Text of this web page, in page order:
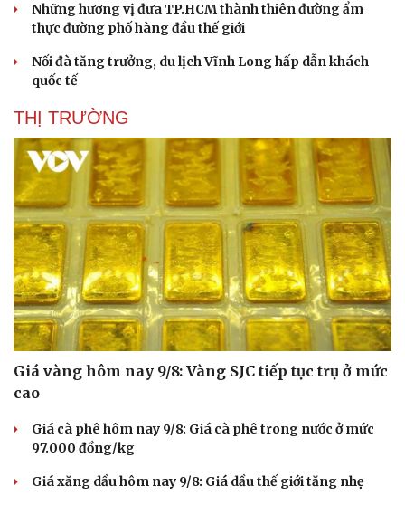
Những hương vị đưa TP.HCM thành thiên đường ẩm
thực đường phố hàng đầu thế giới
Nối đà tăng trưởng, du lịch Vĩnh Long hấp dẫn khách
quốc tế
THỊ TRƯỜNG
Giá vàng hôm nay 9/8: Vàng SJC tiếp tục trụ ở mức
cao
Giá cà phê hôm nay 9/8: Giá cà phê trong nước ở mức
97.000 đồng/kg
Giá xăng dầu hôm nay 9/8: Giá dầu thế giới tăng nhẹ